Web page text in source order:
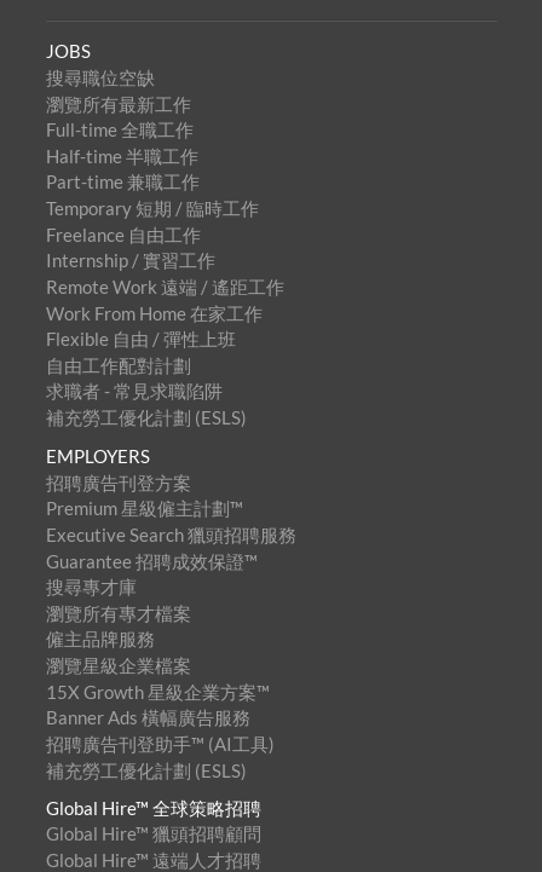
JOBS
搜尋職位空缺
瀏覽所有最新工作
Full-time 全職工作
Half-time 半職工作
Part-time 兼職工作
Temporary 短期 / 臨時工作
Freelance 自由工作
Internship / 實習工作
Remote Work 遠端 / 遙距工作
Work From Home 在家工作
Flexible 自由 / 彈性上班
自由工作配對計劃
求職者 - 常見求職陷阱
補充勞工優化計劃 (ESLS)
EMPLOYERS
招聘廣告刊登方案
Premium 星級僱主計劃™
Executive Search 獵頭招聘服務
Guarantee 招聘成效保證™
搜尋專才庫
瀏覽所有專才檔案
僱主品牌服務
瀏覽星級企業檔案
15X Growth 星級企業方案™
Banner Ads 橫幅廣告服務
招聘廣告刊登助手™ (AI工具)
補充勞工優化計劃 (ESLS)
Global Hire™ 全球策略招聘
Global Hire™ 獵頭招聘顧問
Global Hire™ 遠端人才招聘